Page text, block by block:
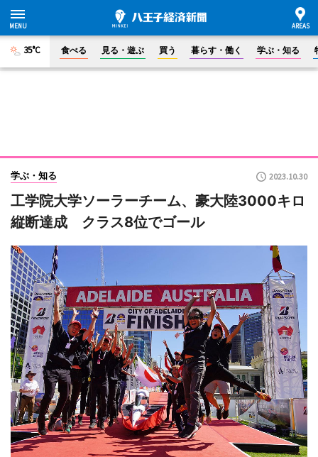
35°C 食べる 見る・遊ぶ 買う 暮らす・働く 学ぶ・知る
学ぶ・知る 2023.10.30
工学院大学ソーラーチーム、豪大陸3000キロ
縦断達成 クラス8位でゴール